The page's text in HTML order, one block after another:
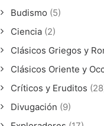
Budismo (5)
Ciencia (2)
Clásicos Griegos y
Clásicos Oriente y
Críticos y Eruditos
Divugación (9)